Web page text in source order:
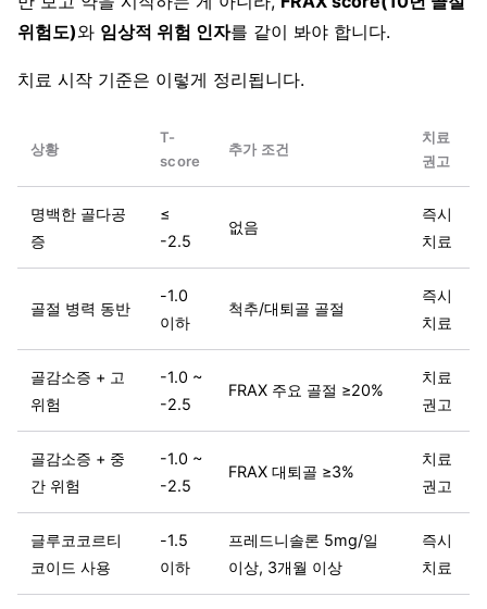
위험도)와 임상적 위험 인자를 같이 봐야 합니다.
치료 시작 기준은 이렇게 정리됩니다.
상황
T-
score
추가 조건
치료
권고
명백한 골다공
증
≤
-2.5
없음
즉시
치료
골절 병력 동반
-1.0
이하
척추/대퇴골 골절
즉시
치료
골감소증 + 고
위험
-1.0 ~
-2.5
FRAX 주요 골절 ≥20%
치료
권고
골감소증 + 중
간 위험
-1.0 ~
-2.5
FRAX 대퇴골 ≥3%
치료
권고
글루코코르티
코이드 사용
-1.5
이하
프레드니솔론 5mg/일
이상, 3개월 이상
즉시
치료